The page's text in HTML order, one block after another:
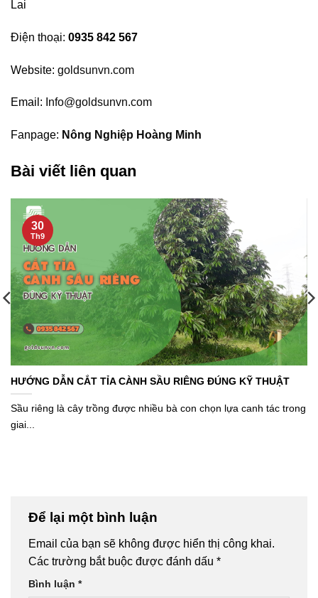
Lai
Điện thoại: 0935 842 567
Website: goldsunvn.com
Email: Info@goldsunvn.com
Fanpage: Nông Nghiệp Hoàng Minh
Bài viết liên quan
HƯỚNG DẪN CẮT TỈA CÀNH SẦU RIÊNG ĐÚNG KỸ THUẬT
Sầu riêng là cây trồng được nhiều bà con chọn lựa canh tác trong
giai...
30
Th9
Để lại một bình luận
Email của bạn sẽ không được hiển thị công khai.
Các trường bắt buộc được đánh dấu *
Bình luận *